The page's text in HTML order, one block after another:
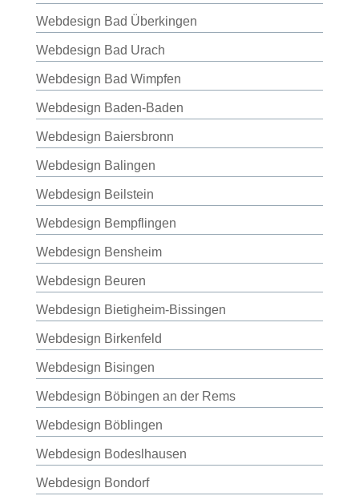
Webdesign Bad Überkingen
Webdesign Bad Urach
Webdesign Bad Wimpfen
Webdesign Baden-Baden
Webdesign Baiersbronn
Webdesign Balingen
Webdesign Beilstein
Webdesign Bempflingen
Webdesign Bensheim
Webdesign Beuren
Webdesign Bietigheim-Bissingen
Webdesign Birkenfeld
Webdesign Bisingen
Webdesign Böbingen an der Rems
Webdesign Böblingen
Webdesign Bodeslhausen
Webdesign Bondorf